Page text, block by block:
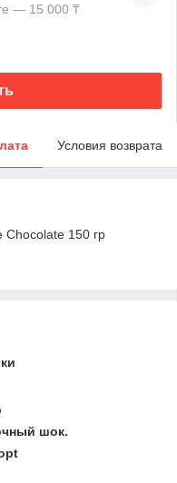
— 15 000 ₸
Условия возврата
Chocolate 150 гр
шок.